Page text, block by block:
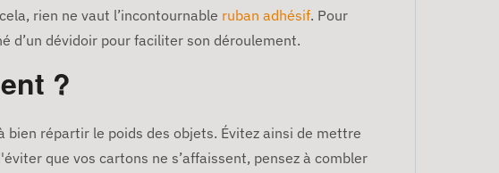
rien ne vaut l’incontournable ruban adhésif. Pour
d’un dévidoir pour faciliter son déroulement.
?
bien répartir le poids des objets. Évitez ainsi de mettre
que vos cartons ne s’affaissent, pensez à combler